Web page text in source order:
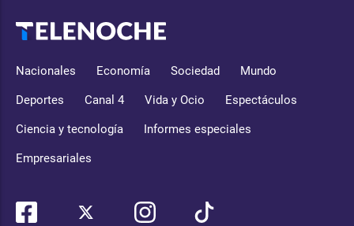
Nacionales Economía Sociedad Mundo
Deportes Canal 4 Vida y Ocio Espectáculos
Ciencia y tecnología Informes especiales
Empresariales